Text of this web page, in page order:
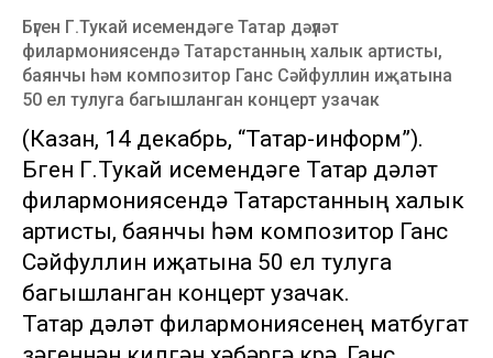
Бүген Г.Тукай исемендәге Татар дәүләт
филармониясендә Татарстанның халык артисты,
баянчы һәм композитор Ганс Сәйфуллин иҗатына
50 ел тулуга багышланган концерт узачак
(Казан, 14 декабрь, “Татар-информ”).
Бүген Г.Тукай исемендәге Татар дәүләт
филармониясендә Татарстанның халык
артисты, баянчы һәм композитор Ганс
Сәйфуллин иҗатына 50 ел тулуга
багышланган концерт узачак.
Татар дәүләт филармониясенең матбугат